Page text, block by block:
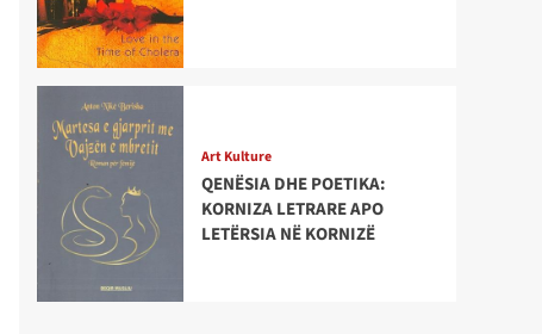
Art Kulture
QENËSIA DHE POETIKA:
KORNIZA LETRARE APO
LETËRSIA NË KORNIZË